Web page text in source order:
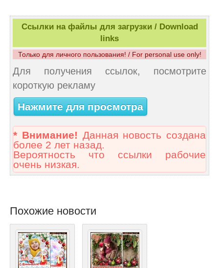
Ссылки на файлы для загрузки / Download
links
Только для личного пользования! / For personal use only!
Для получения ссылок, посмотрите
короткую рекламу
Нажмите для просмотра
* Внимание! Данная новость создана
более 2 лет назад.
Вероятность что ссылки рабочие
очень низкая.
Похожие новости